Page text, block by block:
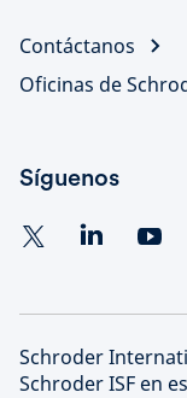
Contáctanos
Oficinas de
Síguenos
Schroder
Schroder ISF en